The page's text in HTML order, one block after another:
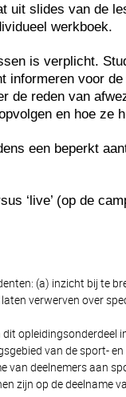
uit slides van de
werkboek.
is verplicht.
informeren voor
de reden van
en hoe ze
een beperkt
‘live’ (op de
(a) inzicht bij te
verwerven over
opleidingsonderdeel
van de sport-
van deelnemers aan
zijn op de deelname